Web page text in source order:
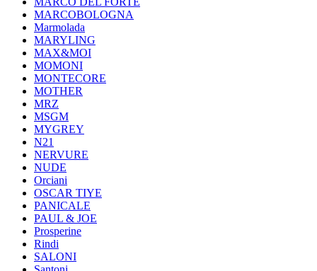
MARCOBOLOGNA
Marmolada
MARYLING
MAX&MOI
MOMONI
MONTECORE
MOTHER
MRZ
MSGM
MYGREY
N21
NERVURE
NUDE
Orciani
OSCAR TIYE
PANICALE
PAUL & JOE
Prosperine
Rindi
SALONI